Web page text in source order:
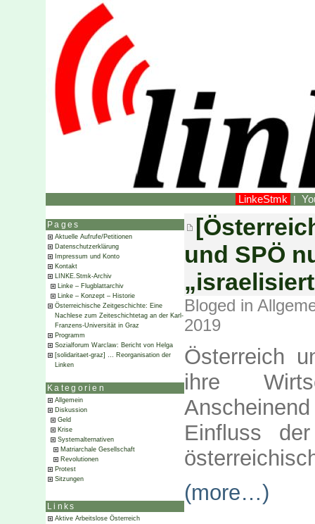
LinkeStmk |
Pages
Aktuelle Aufrufe/Petitionen
Datenschutzerklärung
Impressum und Konto
Kontakt
LINKE.Stmk-Archiv
Linke – Flugblattarchiv
Linke – Konzept – Historie
Österreichische Zeitgeschichte: Eine
Nachlese zum Zeiteschichtetag an der Karl-
Franzens-Universität in Graz
Programm
Sozialforum Warclaw: Bericht von Helga
[solidaritaet-graz] … Reorganisation der
Linken
Kategorien
Allgemein
Diskussion
Geld
Krise
Systemalternativen
Matriarchale Gesellschaft
Revolutionen
Protest
Sitzungen
Links
Aktive Arbeitslose Österreich
und SPÖ
Bloged in
2019
Österreich
ihre
Einfluss
(more…)